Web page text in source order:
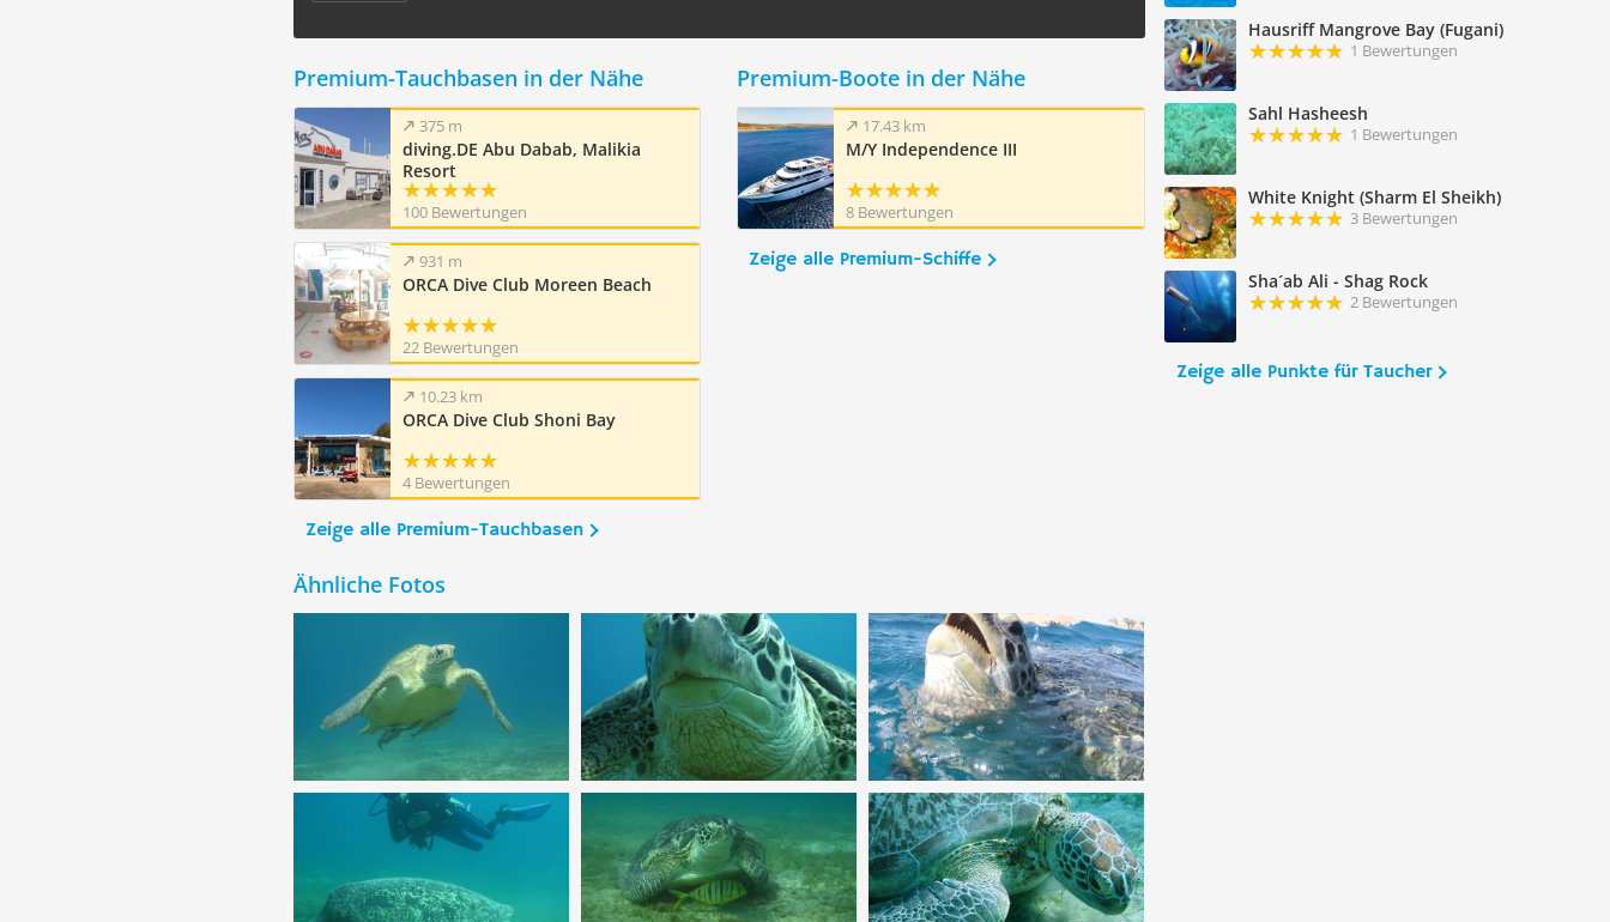
Hausriff Mangrove Bay (Fugani)
1 Bewertungen
Sahl Hasheesh
1 Bewertungen
White Knight (Sharm El Sheikh)
3 Bewertungen
Sha´ab Ali - Shag Rock
2 Bewertungen
Zeige alle Punkte für Taucher
Premium-Tauchbasen in der Nähe
375 m
diving.DE Abu Dabab, Malikia
Resort
100 Bewertungen
931 m
ORCA Dive Club Moreen Beach
22 Bewertungen
10.23 km
ORCA Dive Club Shoni Bay
4 Bewertungen
Zeige alle Premium-Tauchbasen
Premium-Boote in der Nähe
17.43 km
M/Y Independence III
8 Bewertungen
Zeige alle Premium-Schiffe
Ähnliche Fotos